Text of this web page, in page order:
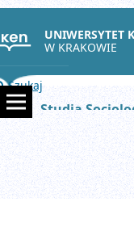
UNIWERSYTET
W KRAKOWIE
Szukaj
Studia